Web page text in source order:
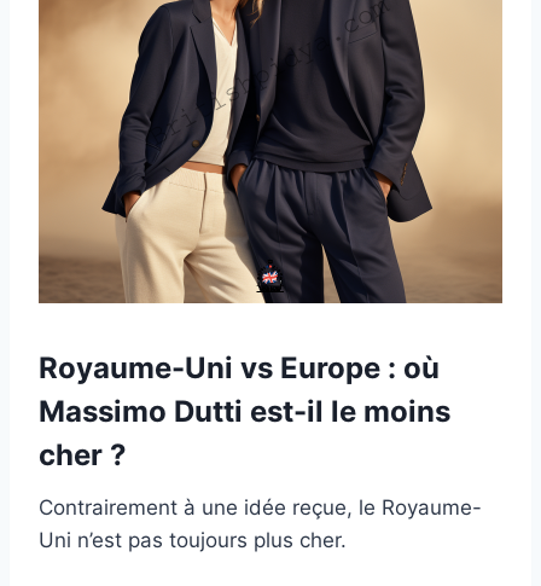
Royaume-Uni vs Europe : où
Massimo Dutti est-il le moins
cher ?
Contrairement à une idée reçue, le Royaume-
Uni n’est pas toujours plus cher.